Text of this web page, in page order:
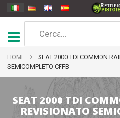
HOME
SEAT 2000 TDI COMMON
SEMICOMPLETO CFFB
SEAT 2000 TDI
REVISIONATO